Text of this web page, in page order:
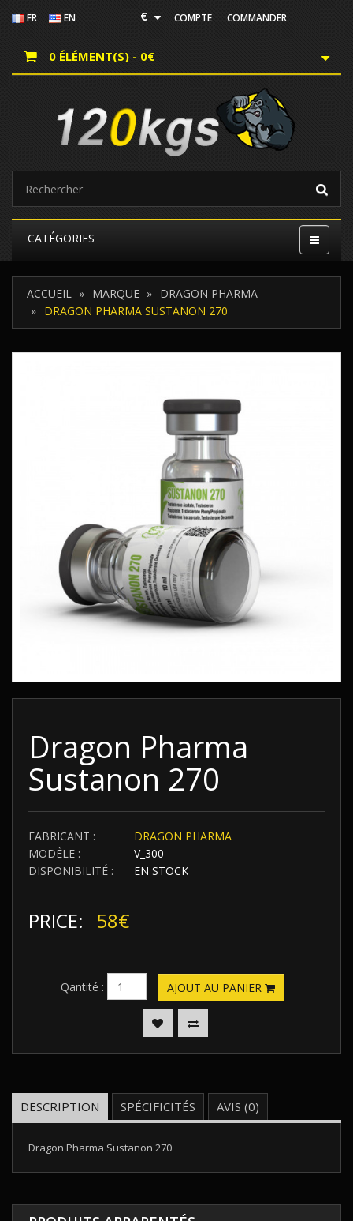
FR EN € COMPTE COMMANDER
0 ÉLÉMENT(S) - 0€
CATÉGORIES
ACCUEIL MARQUE
DRAGON PHARMA
DRAGON PHARMA SUSTANON 270
Dragon Pharma
Sustanon 270
FABRICANT :
DRAGON PHARMA
MODÈLE :
V_300
DISPONIBILITÉ :
EN STOCK
PRICE: 58€
Qantité : AJOUT AU PANIER
DESCRIPTION SPÉCIFICITÉS AVIS (0)
Dragon Pharma Sustanon 270